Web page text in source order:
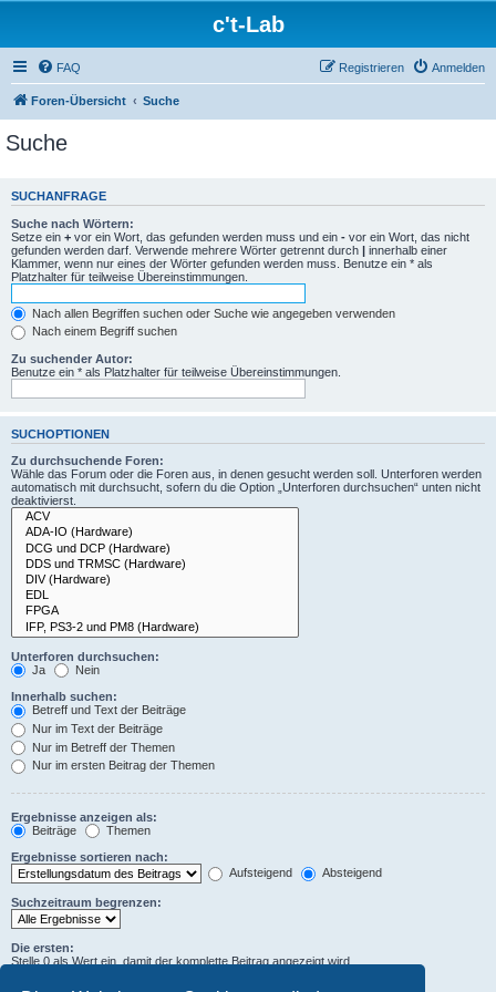
c't-Lab
FAQ Anmelden
Registrieren
Foren-Übersicht Suche
Suche
SUCHANFRAGE
Suche nach Wörtern:
Setze ein + vor ein Wort, das gefunden werden muss und ein - vor ein Wort, das nicht
gefunden werden darf. Verwende mehrere Wörter getrennt durch | innerhalb einer
Klammer, wenn nur eines der Wörter gefunden werden muss. Benutze ein * als
Platzhalter für teilweise Übereinstimmungen.
Nach allen Begriffen suchen oder Suche wie angegeben verwenden
Nach einem Begriff suchen
Zu suchender Autor:
Benutze ein * als Platzhalter für teilweise Übereinstimmungen.
SUCHOPTIONEN
Zu durchsuchende Foren:
Wähle das Forum oder die Foren aus, in denen gesucht werden soll. Unterforen werden
automatisch mit durchsucht, sofern du die Option „Unterforen durchsuchen“ unten nicht
deaktivierst.
Unterforen durchsuchen:
Ja
Nein
Innerhalb suchen:
Betreff und Text der Beiträge
Nur im Text der Beiträge
Nur im Betreff der Themen
Nur im ersten Beitrag der Themen
Ergebnisse anzeigen als:
Beiträge
Themen
Ergebnisse sortieren nach:
Aufsteigend
Absteigend
Suchzeitraum begrenzen:
Die ersten:
Stelle 0 als Wert ein, damit der komplette Beitrag angezeigt wird.